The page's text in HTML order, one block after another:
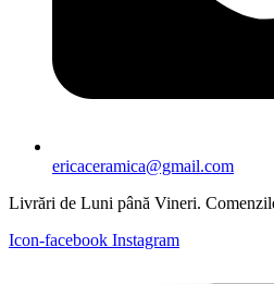
ericaceramica@gmail.com
Livrări de Luni până Vineri.
Icon-facebook Instagram